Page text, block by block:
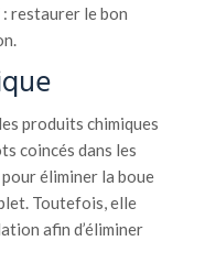
restaurer le bon
produits chimiques
coincés dans les
éliminer la boue
Toutefois, elle
afin d’éliminer